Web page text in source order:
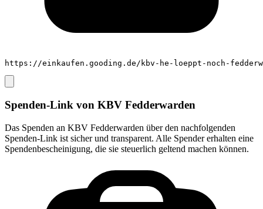
https://einkaufen.gooding.de/kbv-he-loeppt-noch-
Spenden-Link von KBV Fedderwarden
Das Spenden an KBV Fedderwarden über den nachfolgenden
Spenden-Link ist sicher und transparent. Alle Spender erhalten eine
Spendenbescheinigung, die sie steuerlich geltend machen können.